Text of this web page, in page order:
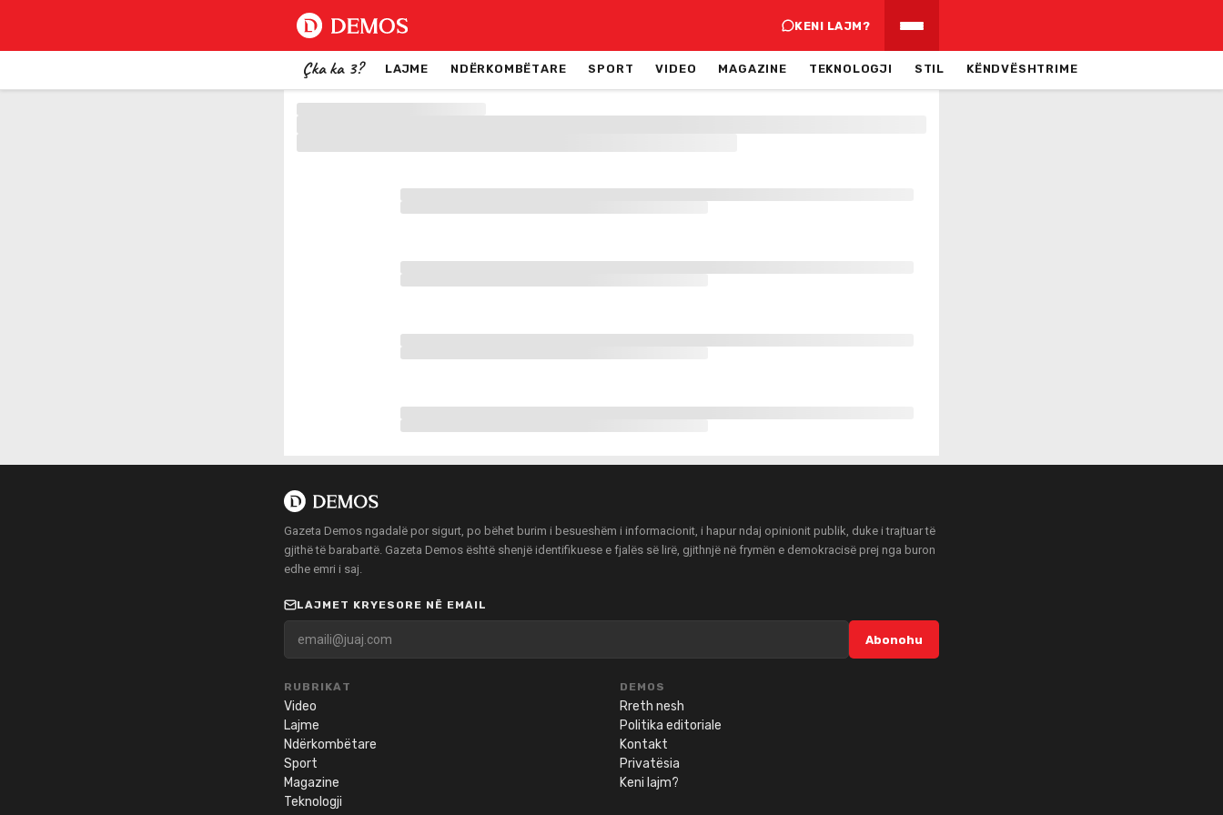
KENI LAJM?
Çka ka 3? LAJME NDËRKOMBËTARE SPORT VIDEO MAGAZINE TEKNOLOGJI STIL KËNDVËSHTRIME
Gazeta Demos ngadalë por sigurt, po bëhet burim i besueshëm i informacionit, i hapur ndaj opinionit publik, duke i trajtuar të
gjithë të barabartë. Gazeta Demos është shenjë identifikuese e fjalës së lirë, gjithnjë në frymën e demokracisë prej nga buron
edhe emri i saj.
LAJMET KRYESORE NË EMAIL
Abonohu
RUBRIKAT
Video
Lajme
Ndërkombëtare
Sport
Magazine
Teknologji
DEMOS
Rreth nesh
Politika editoriale
Kontakt
Privatësia
Keni lajm?